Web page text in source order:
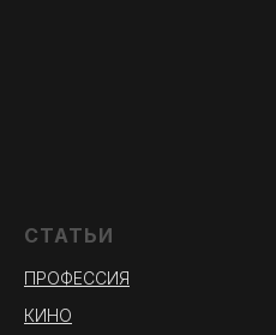
СТАТЬИ
ПРОФЕССИЯ
КИНО